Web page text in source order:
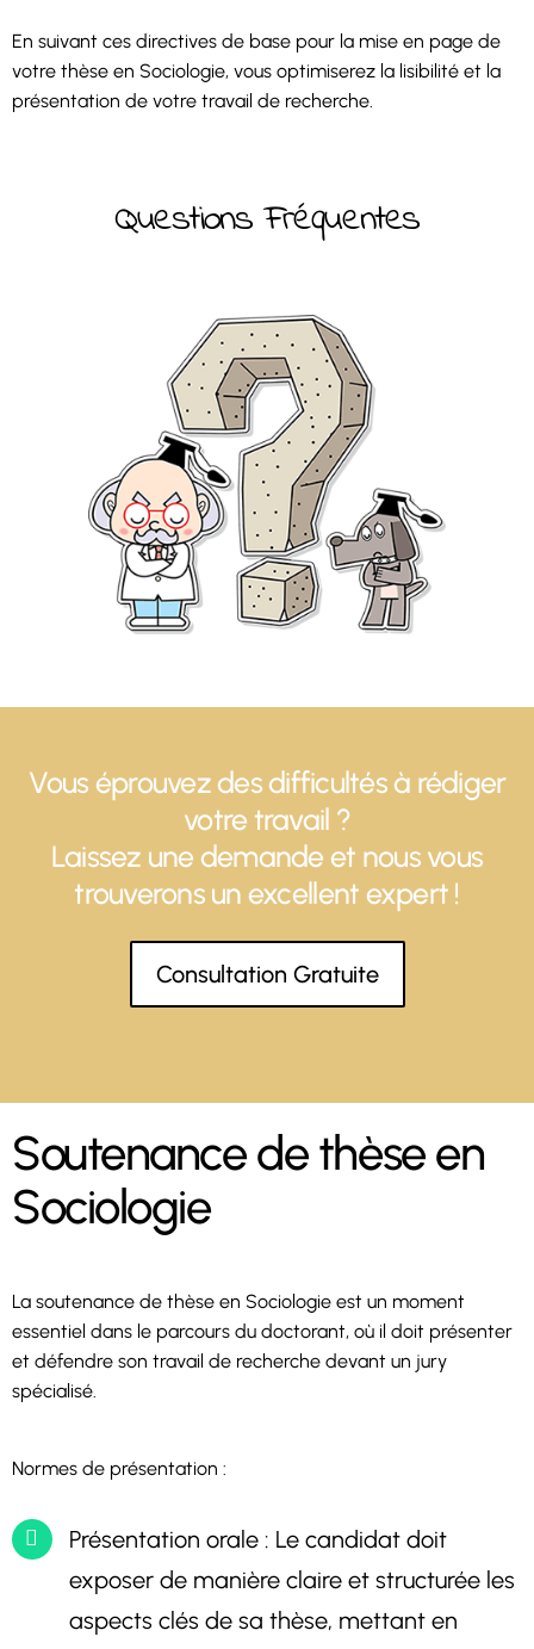
En suivant ces directives de base pour la mise en page de
votre thèse en Sociologie, vous optimiserez la lisibilité et la
présentation de votre travail de recherche.
Questions Fréquentes
Vous éprouvez des difficultés à rédiger
votre travail ?
Laissez une demande et nous vous
trouverons un excellent expert !
Consultation Gratuite
Soutenance de thèse en
Sociologie
La soutenance de thèse en Sociologie est un moment
essentiel dans le parcours du doctorant, où il doit présenter
et défendre son travail de recherche devant un jury
spécialisé.
Normes de présentation :
Présentation orale : Le candidat doit
exposer de manière claire et structurée les
aspects clés de sa thèse, mettant en